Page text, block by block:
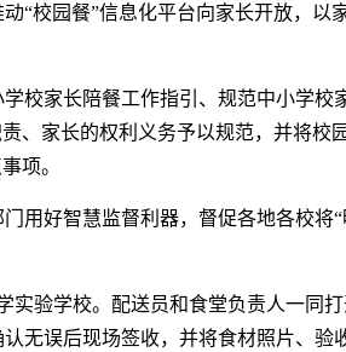
“校园餐”信息化平台向家长开放，以
校家长陪餐工作指引、规范中小学校
、家长的权利义务予以规范，并将校
项。
用好智慧监督利器，督促各地各校将“
实验学校。配送员和食堂负责人一同
无误后现场签收，并将食材照片、验